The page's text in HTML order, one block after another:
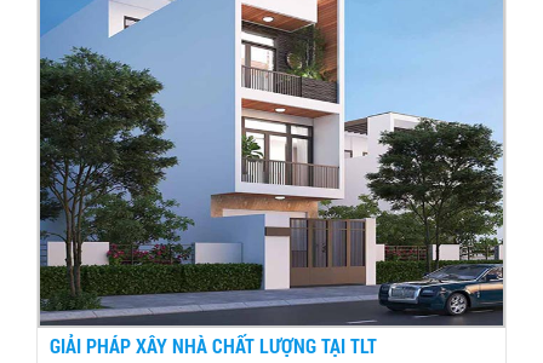
GIẢI PHÁP XÂY NHÀ CHẤT LƯỢNG TẠI TLT